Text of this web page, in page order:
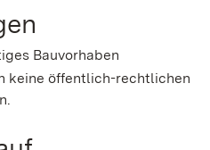
Bauvorhaben
keine öffentlich-rechtlichen